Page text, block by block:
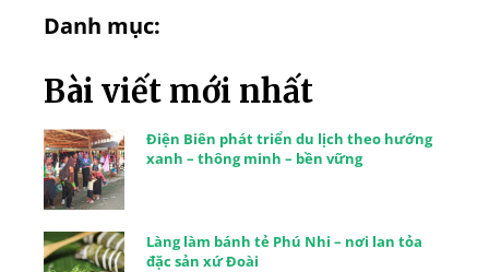
Danh mục:
Bài viết mới nhất
Điện Biên phát triển du lịch theo hướng
xanh – thông minh – bền vững
Làng làm bánh tẻ Phú Nhi – nơi lan tỏa
đặc sản xứ Đoài